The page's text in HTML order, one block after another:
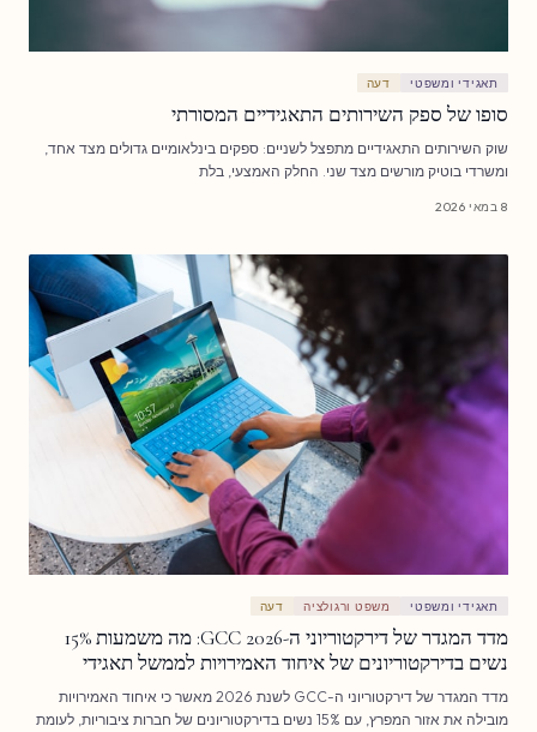
תאגידי ומשפטי דעה
סופו של ספק השירותים התאגידיים המסורתי
שוק השירותים התאגידיים מתפצל לשניים: ספקים בינלאומיים גדולים מצד אחד,
ומשרדי בוטיק מורשים מצד שני. החלק האמצעי, בלת
8 במאי 2026
תאגידי ומשפטי משפט ורגולציה דעה
מדד המגדר של דירקטוריוני ה-GCC 2026: מה משמעות 15%
נשים בדירקטוריונים של איחוד האמירויות לממשל תאגידי
מדד המגדר של דירקטוריוני ה-GCC לשנת 2026 מאשר כי איחוד האמירויות
מובילה את אזור המפרץ, עם 15% נשים בדירקטוריונים של חברות ציבוריות, לעומת